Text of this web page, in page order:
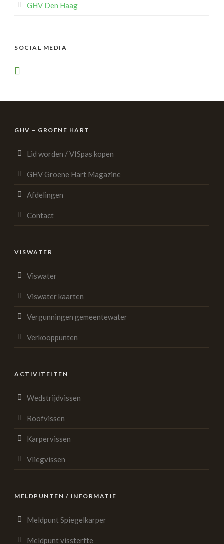
GHV Den Haag
SOCIAL MEDIA
GHV – GROENE HART
Lid worden / VISpas kopen
GHV Groene Hart Magazine
Afdelingen
Contact
VISWATER
Viswater
Viswater kaarten
Vergunningen gemeentewater
Verkooppunten
ACTIVITEITEN
Wedstrijdvissen
Roofvissen
Karpervissen
Vliegvissen
MELDPUNTEN / INFORMATIE
Meldpunt Spiegelkarper
Meldpunt vissterfte